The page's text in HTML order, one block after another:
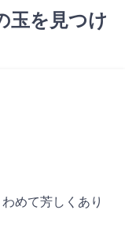
玉を見つけ
めて芳しくあり